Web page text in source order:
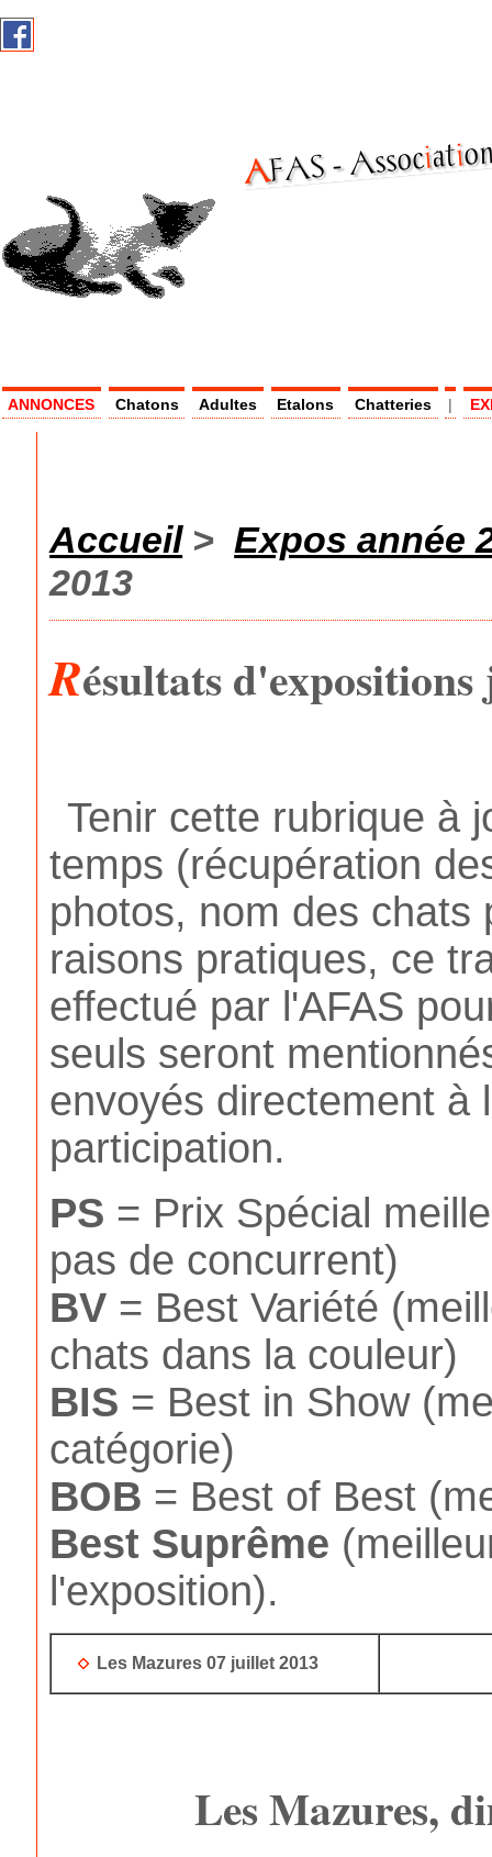
AF
AS -Associati
ANNONCES Chatons Adultes Etalons Chatteries |
Accueil>Expos année
2013
Résultats
Tenir cette rubrique à
temps (récupération
photos, nom des chats
raisons pratiques, ce
effectué par l'AFAS
seuls seront
envoyés directement à
participation.
PS = Prix Spécial
pas de concurrent)
BV = Best Variété
chats dans la couleur)
BIS = Best in Show
catégorie)
BOB = Best of Best
Best Suprême
l'exposition).
Les Mazures 07 juillet 2013
Les Mazures,